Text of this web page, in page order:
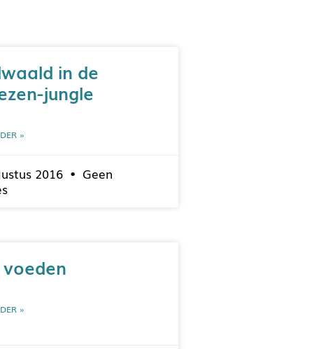
in de
jungle
»
2016
Geen
»